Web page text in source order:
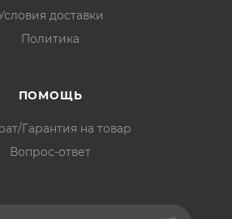
доставки
Политика
ПОМОЩЬ
Гарантия на товар
Вопрос-ответ